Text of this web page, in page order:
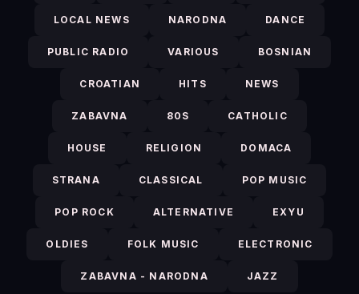
LOCAL NEWS NARODNA DANCE
PUBLIC RADIO VARIOUS BOSNIAN
CROATIAN HITS NEWS
ZABAVNA 80S CATHOLIC
HOUSE RELIGION DOMACA
STRANA CLASSICAL POP MUSIC
POP ROCK ALTERNATIVE EXYU
OLDIES FOLK MUSIC ELECTRONIC
ZABAVNA - NARODNA JAZZ